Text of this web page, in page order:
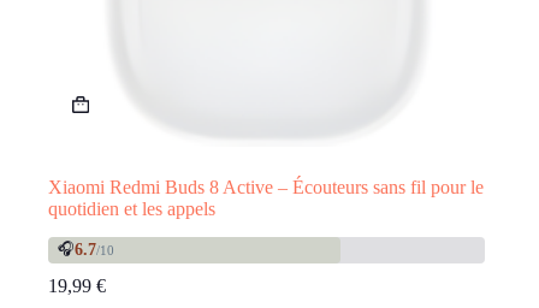
Xiaomi Redmi Buds 8 Active – Écouteurs sans fil pour le
quotidien et les appels
🎧6.7/10
19,99 €